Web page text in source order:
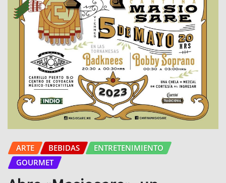
ARTE BEBIDAS
ENTRETENIMIENTO
GOURMET